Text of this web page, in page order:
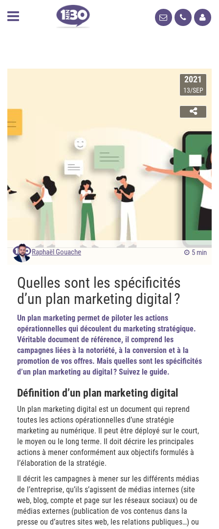
2021
13/SEP
Raphaël Gouache 5 min
Quelles sont les spécificités
d’un plan marketing digital ?
Un plan marketing permet de piloter les actions
opérationnelles qui découlent du marketing stratégique.
Véritable document de référence, il comprend les
campagnes liées à la notoriété, à la conversion et à la
promotion de vos offres. Mais quelles sont les spécificités
d’un plan marketing au digital ? Suivez le guide.
Définition d’un plan marketing digital
Un plan marketing digital est un document qui reprend
toutes les actions opérationnelles d’une stratégie
marketing au numérique. Il peut être déployé sur le court,
le moyen ou le long terme. Il doit décrire les principales
actions à mener conformément aux objectifs formulés à
l’élaboration de la stratégie.
Il décrit les campagnes à mener sur les différents médias
de l’entreprise, qu’ils s’agissent de médias internes (site
web, blog, compte et page sur les réseaux sociaux) ou de
médias externes (publication de vos contenus dans la
presse ou d’autres sites web, les relations publiques…) ou